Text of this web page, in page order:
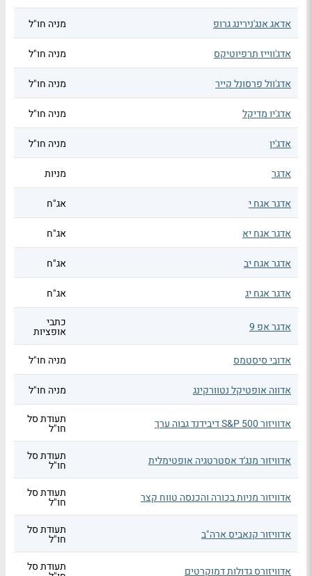
אדאג אנג'נירינג גרופ מניה חו"ל
אדג'ווייז תרפיוטיקס מניה חו"ל
אדג'וול פרסונל קייר מניה חו"ל
אדג'יו מדיקל מניה חו"ל
אדג'ין מניה חו"ל
אדגר מניות
אדגר אגח י אג"ח
אדגר אגח יא אג"ח
אדגר אגח יב אג"ח
אדגר אגח יג אג"ח
אדגר אפ 9 כתבי
אופציות
אדובי סיסטמס
מניה חו"ל
אדווה אופטיקל נטוורקינג מניה חו"ל
אדוויזור S&P 500 דיבידנד גבוה ערך תעודת סל
חו"ל
אדוויזור מנג'ד אסטרטגיה אופטימלית תעודת סל
חו"ל
אדוויזור מניות בכורה והכנסה טווח קצר תעודת סל
חו"ל
אדוויזור קנאביס ארה"ב תעודת סל
חו"ל
אדוויזורס גדולות דמוקרטים תעודת סל